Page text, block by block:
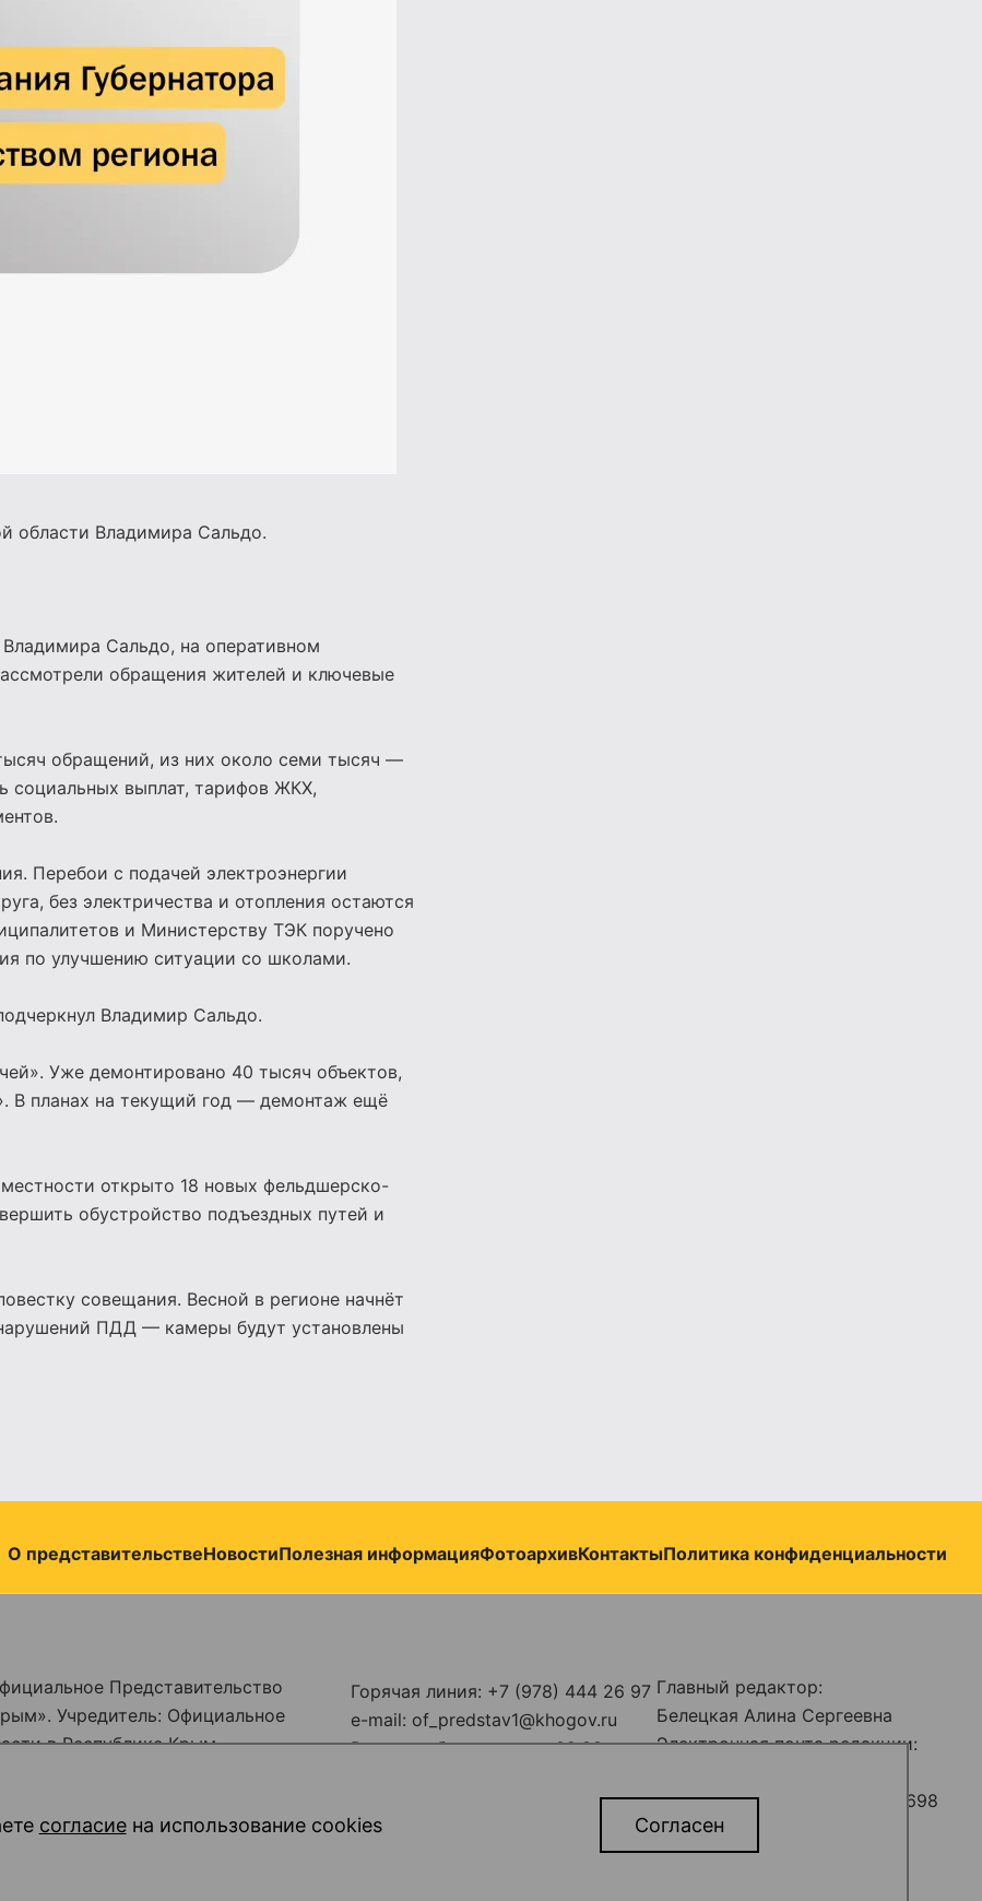
области Владимира Сальдо.
Сальдо, на оперативном
обращения жителей и ключевые
обращений, из них около семи тысяч —
социальных выплат, тарифов ЖКХ,
Перебои с подачей электроэнергии
без электричества и отопления остаются
и Министерству ТЭК поручено
по улучшению ситуации со школами.
Владимир Сальдо.
Уже демонтировано 40 тысяч объектов,
В планах на текущий год — демонтаж ещё
открыто 18 новых фельдшерско-
обустройство подъездных путей и
совещания. Весной в регионе начнёт
ПДД — камеры будут установлены
О представительствеНовостиПолезная информацияФотоархивКонтактыПолитика конфиденциальности
Представительство
Учредитель: Официальное
в Республике Крым
ЭЛ № ФС77 - 86914 от 16
Горячая линия: +7 (978) 444 26 97
e-mail: of_predstav1@khogov.ru
Режим работы: пн-пт с 09:00 до
обеденный перерыв: с 13:00 до
14:00
Главный редактор:
Белецкая Алина Сергеевна
Электронная почта редакции:
Телефон редакции: +7 (978) 698
12 80
согласие на использование cookies Согласен